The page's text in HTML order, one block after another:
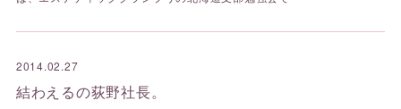
2014.02.27
結わえるの荻野社長。